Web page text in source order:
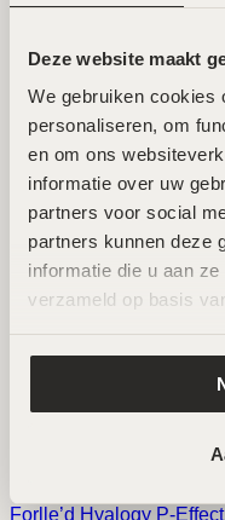
Deze website maakt
We gebruiken cookies
personaliseren, om
en om ons
informatie over uw
partners voor social
partners kunnen deze
informatie die u aan
verzameld op basis
Zelfbruiner
Indicaties
Forlle’d Hyalogy
89,00
Forlle’d Hyalogy
89,00
Forlle’d Hyalogy P-
Forlle’d Hyalogy
Forlle’d Hyalogy P-